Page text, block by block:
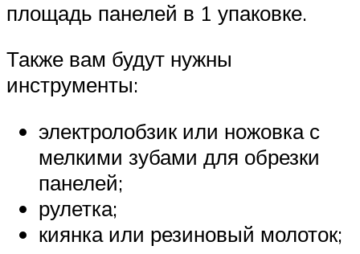
площадь панелей в 1 упаковке.
Также вам будут нужны
инструменты:
электролобзик или ножовка с
мелкими зубами для обрезки
панелей;
рулетка;
киянка или резиновый молоток;